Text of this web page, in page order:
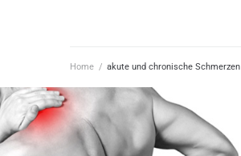
Home / akute und chronische Schmerzen​